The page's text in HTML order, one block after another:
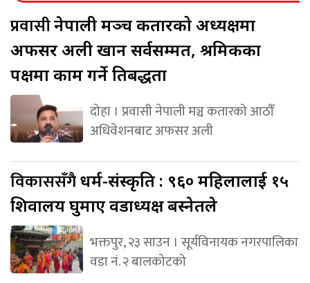
प्रवासीनेपाली मञ्च कतारको अध्यक्षमा
अफसर अली खान सर्वसम्मत, श्रमिकका
पक्षमा काम गर्ने प्रतिबद्धता
दोहा । प्रवासी नेपाली मञ्च कतारको आठौँ
अधिवेशनबाट अफसर अली
विकाससँगैधर्म-संस्कृति : ९६० महिलालाई १५
शिवालय घुमाए वडाध्यक्ष बस्नेतले
भक्तपुर, २३ साउन । सूर्यविनायक नगरपालिका
वडा नं. २ बालकोटको